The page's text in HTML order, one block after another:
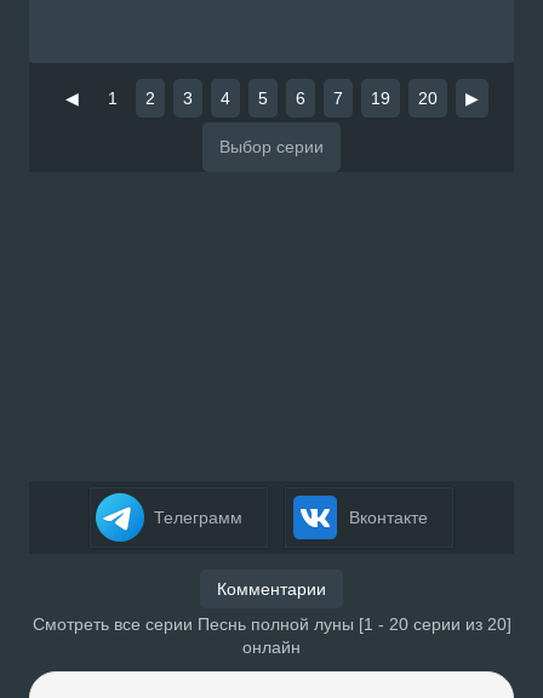
◀ 1 2 3 4 5 6 7 19 20 ▶
Телеграмм Вконтакте
Комментарии
Смотреть все серии Песнь полной луны [1 - 20 серии из 20]
онлайн